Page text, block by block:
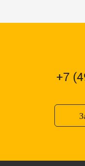
+7